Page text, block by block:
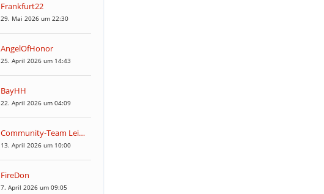
Frankfurt22
29. Mai 2026 um 22:30
AngelOfHonor
25. April 2026 um 14:43
BayHH
22. April 2026 um 04:09
Community-Team Leitstellenspiel
13. April 2026 um 10:00
FireDon
7. April 2026 um 09:05